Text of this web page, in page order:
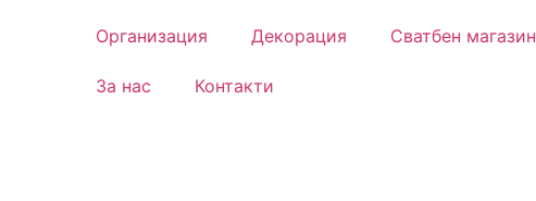
Организация Декорация Сватбен магазин
За нас Контакти